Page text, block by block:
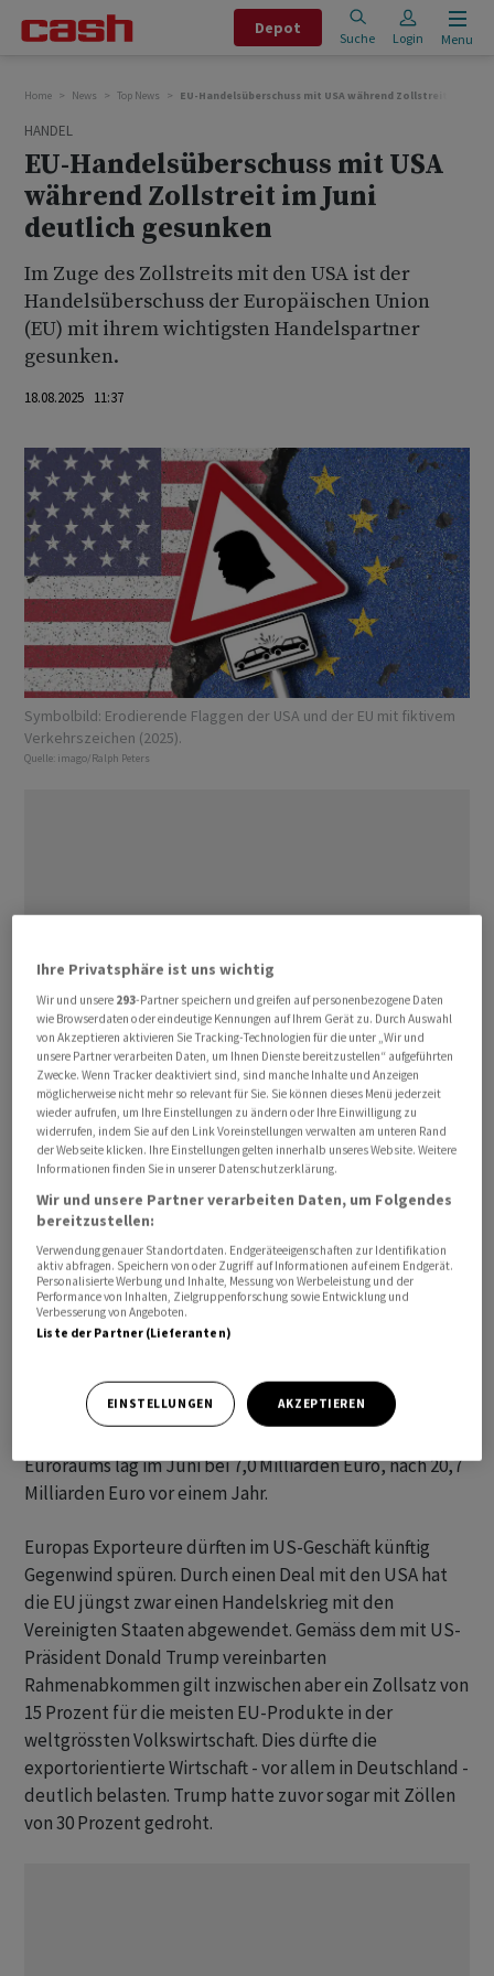
Depot
Suche Login Menu
Home News Top News EU-Handelsüberschuss mit USA während Zollstreit im
HANDEL
EU-Handelsüberschuss mit USA
während Zollstreit im Juni
deutlich gesunken
Im Zuge des Zollstreits mit den USA ist der
Handelsüberschuss der Europäischen Union
(EU) mit ihrem wichtigsten Handelspartner
gesunken.
18.08.2025 11:37
Symbolbild: Erodierende Flaggen der USA und der EU mit fiktivem
Verkehrszeichen (2025).
Quelle: imago/Ralph Peters
Er fiel auf 9,6 Milliarden Euro im Juni, nach 18,5
Milliarden Euro vor Jahresfrist, wie das EU-Statistikamt
Eurostat am Montag mitteilte. Die Exporte der EU in die
USA sanken im Juni um 10,3 Prozent auf 40,2 Milliarden
Euro, während die Importe aus den Vereinigten Staaten
um 16,4 Prozent auf 30,6 Milliarden Euro kletterten. Die
Exporte des Euroraums in Länder ausserhalb der
Jahressicht um 0,4 Prozent auf 237,2 Milliarden Euro, im
gesamten ersten Halbjahr gab es ein Plus von 3,9
Euroraums lag im Juni bei 7,0 Milliarden Euro, nach 20,7
Milliarden Euro vor einem Jahr.
Europas Exporteure dürften im US-Geschäft künftig
Gegenwind spüren. Durch einen Deal mit den USA hat
die EU jüngst zwar einen Handelskrieg mit den
Vereinigten Staaten abgewendet. Gemäss dem mit US-
Präsident Donald Trump vereinbarten
Rahmenabkommen gilt inzwischen aber ein Zollsatz von
15 Prozent für die meisten EU-Produkte in der
weltgrössten Volkswirtschaft. Dies dürfte die
exportorientierte Wirtschaft - vor allem in Deutschland -
deutlich belasten. Trump hatte zuvor sogar mit Zöllen
von 30 Prozent gedroht.
Ihre Privatsphäre ist uns wichtig
Wir und unsere 293-Partner speichern und greifen auf personenbezogene Daten
wie Browserdaten oder eindeutige Kennungen auf Ihrem Gerät zu. Durch Auswahl
von Akzeptieren aktivieren Sie Tracking-Technologien für die unter „Wir und
unsere Partner verarbeiten Daten, um Ihnen Dienste bereitzustellen“ aufgeführten
Zwecke. Wenn Tracker deaktiviert sind, sind manche Inhalte und Anzeigen
möglicherweise nicht mehr so relevant für Sie. Sie können dieses Menü jederzeit
wieder aufrufen, um Ihre Einstellungen zu ändern oder Ihre Einwilligung zu
widerrufen, indem Sie auf den Link Voreinstellungen verwalten am unteren Rand
der Webseite klicken. Ihre Einstellungen gelten innerhalb unseres Website. Weitere
Informationen finden Sie in unserer Datenschutzerklärung.
Wir und unsere Partner verarbeiten Daten, um Folgendes
bereitzustellen:
Verwendung genauer Standortdaten. Endgeräteeigenschaften zur Identifikation
aktiv abfragen. Speichern von oder Zugriff auf Informationen auf einem Endgerät.
Personalisierte Werbung und Inhalte, Messung von Werbeleistung und der
Performance von Inhalten, Zielgruppenforschung sowie Entwicklung und
Verbesserung von Angeboten.
Liste der Partner (Lieferanten)
EINSTELLUNGEN AKZEPTIEREN